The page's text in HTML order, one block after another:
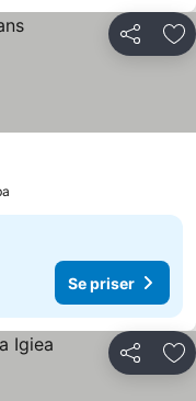
Dela
Se priser
Dela